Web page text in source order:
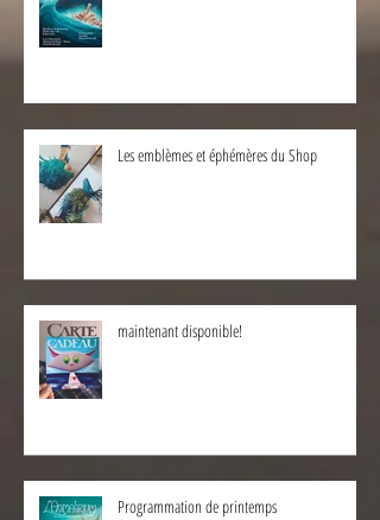
Les emblèmes et éphémères du Shop
maintenant disponible!
Programmation de printemps